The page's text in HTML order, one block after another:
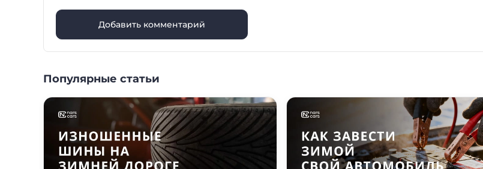
Добавить комментарий
Популярные статьи